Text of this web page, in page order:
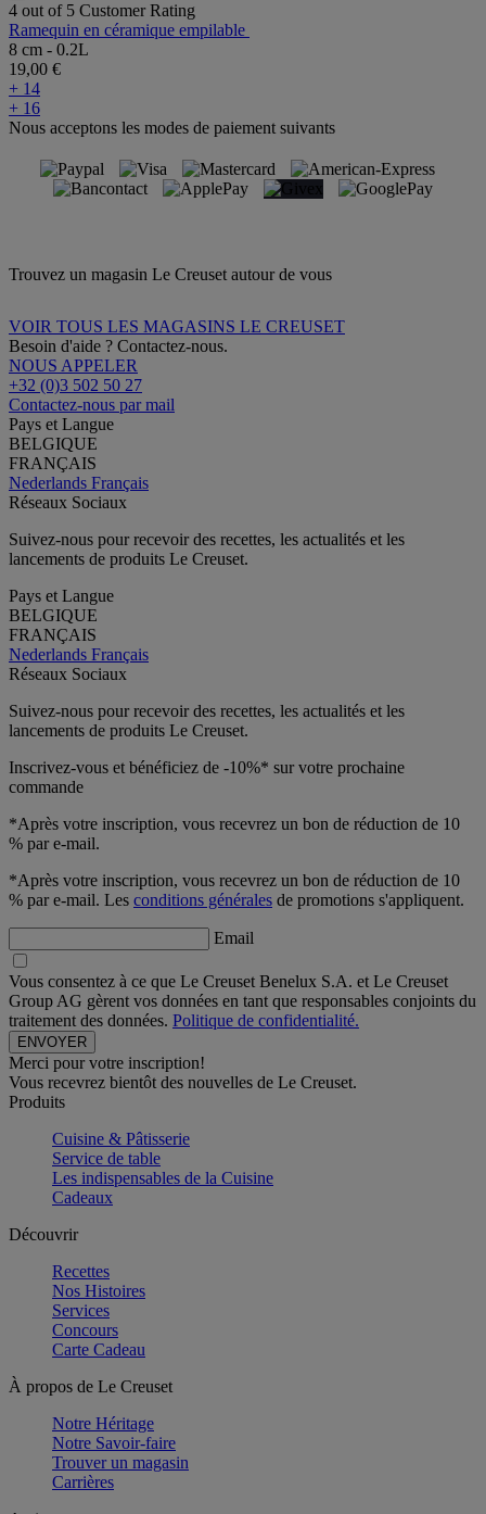
4 out of 5 Customer Rating
Ramequin en céramique empilable
8 cm - 0.2L
19,00 €
+ 14
+ 16
Nous acceptons les modes de paiement suivants
Trouvez un magasin Le Creuset autour de vous
VOIR TOUS LES MAGASINS LE CREUSET
Besoin d'aide ? Contactez-nous.
NOUS APPELER
+32 (0)3 502 50 27
Contactez-nous par mail
Pays et Langue
BELGIQUE
FRANÇAIS
Nederlands Français
Réseaux Sociaux
Suivez-nous pour recevoir des recettes, les actualités et les
lancements de produits Le Creuset.
Pays et Langue
BELGIQUE
FRANÇAIS
Nederlands Français
Réseaux Sociaux
Suivez-nous pour recevoir des recettes, les actualités et les
lancements de produits Le Creuset.
Inscrivez-vous et bénéficiez de -10%* sur votre prochaine
commande
*Après votre inscription, vous recevrez un bon de réduction de 10
% par e-mail.
*Après votre inscription, vous recevrez un bon de réduction de 10
% par e-mail. Les conditions générales de promotions s'appliquent.
Email
Vous consentez à ce que Le Creuset Benelux S.A. et Le Creuset
Group AG gèrent vos données en tant que responsables conjoints du
traitement des données. Politique de confidentialité.
Merci pour votre inscription!
Vous recevrez bientôt des nouvelles de Le Creuset.
Produits
Cuisine & Pâtisserie
Service de table
Les indispensables de la Cuisine
Cadeaux
Découvrir
Recettes
Nos Histoires
Services
Concours
Carte Cadeau
À propos de Le Creuset
Notre Héritage
Notre Savoir-faire
Trouver un magasin
Carrières